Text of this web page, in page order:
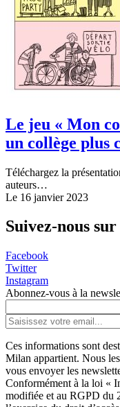
Le jeu « Mon
un collège plus
Téléchargez la
auteurs…
Le 16 janvier 2023
Suivez-nous
Facebook
Twitter
Instagram
Abonnez-vous à la
Ces informations sont
Milan appartient. Nous
vous envoyer les
Conformément à la loi «
modifiée et au RGPD du